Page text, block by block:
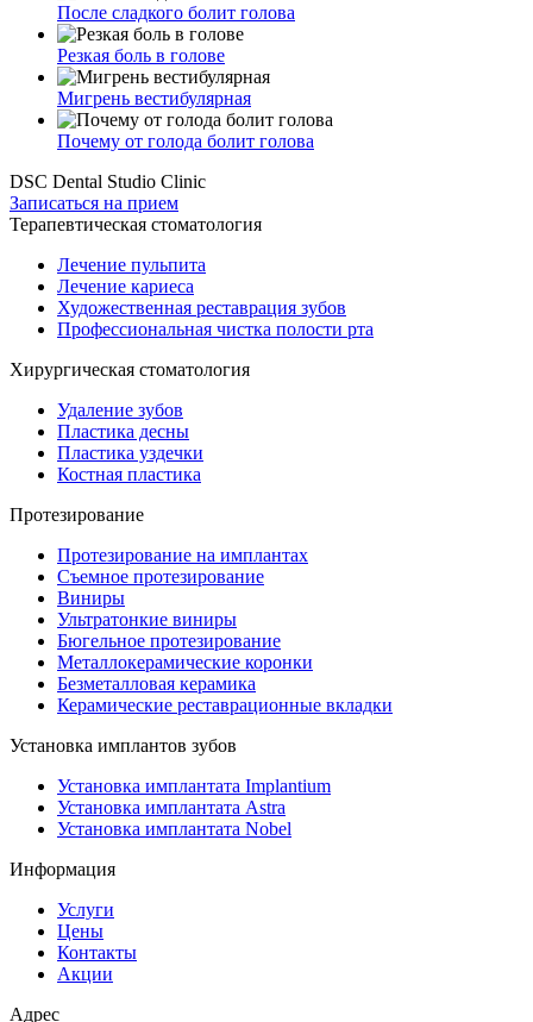
После сладкого болит голова
Резкая боль в голове
Мигрень вестибулярная
Почему от голода болит голова
DSC Dental Studio Clinic
Записаться на прием
Терапевтическая стоматология
Лечение пульпита
Лечение кариеса
Художественная реставрация зубов
Профессиональная чистка полости рта
Хирургическая стоматология
Удаление зубов
Пластика десны
Пластика уздечки
Костная пластика
Протезирование
Протезирование на имплантах
Съемное протезирование
Виниры
Ультратонкие виниры
Бюгельное протезирование
Металлокерамические коронки
Безметалловая керамика
Керамические реставрационные вкладки
Установка имплантов зубов
Установка имплантата Implantium
Установка имплантата Astra
Установка имплантата Nobel
Информация
Услуги
Цены
Контакты
Акции
Адрес